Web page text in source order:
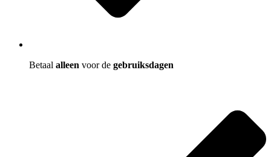
Betaal alleen voor de gebruiksdagen